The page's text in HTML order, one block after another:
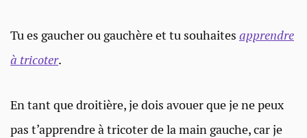
Tu es gaucher ou gauchère et tu souhaites apprendre
à tricoter.
En tant que droitière, je dois avouer que je ne peux
pas t’apprendre à tricoter de la main gauche, car je